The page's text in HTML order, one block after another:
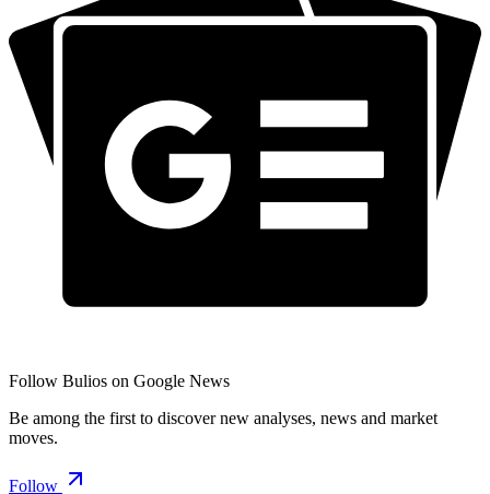
Follow Bulios on Google News
Be among the first to discover new analyses, news and market
moves.
Follow